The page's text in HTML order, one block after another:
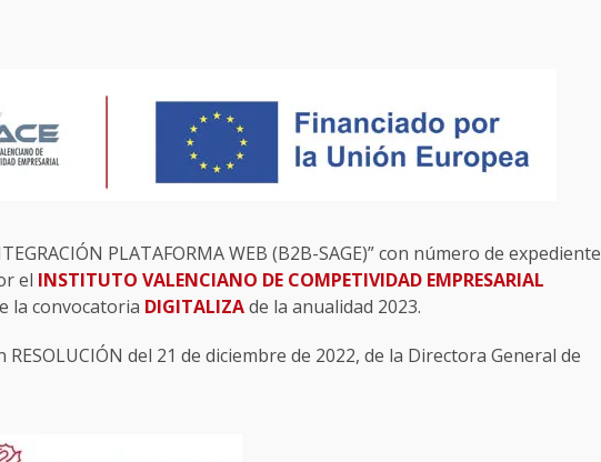
PLATAFORMA WEB (B2B-SAGE)” con número de expediente
el INSTITUTO VALENCIANO DE COMPETIVIDAD EMPRESARIAL
la convocatoria DIGITALIZAde la anualidad 2023.
del 21 de diciembre de 2022, de la Directora General de